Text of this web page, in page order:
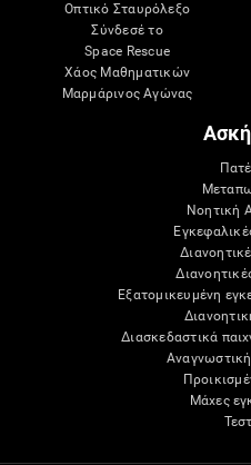
Οπτικό Σταυρόλεξο
Σύνδεσέ το
Space Rescue
Χάος Μαθηματικών
Μαρμάρινος Αγώνας
Νοητική
Εξατομικευμένη
Διασκεδαστικά
Μάχες